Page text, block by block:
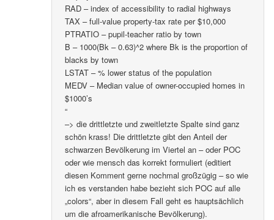
RAD – index of accessibility to radial highways
TAX – full-value property-tax rate per $10,000
PTRATIO – pupil-teacher ratio by town
B – 1000(Bk – 0.63)^2 where Bk is the proportion of
blacks by town
LSTAT – % lower status of the population
MEDV – Median value of owner-occupied homes in
$1000’s
“
–> die drittletzte und zweitletzte Spalte sind ganz
schön krass! Die drittletzte gibt den Anteil der
schwarzen Bevölkerung im Viertel an – oder POC
oder wie mensch das korrekt formuliert (editiert
diesen Komment gerne nochmal großzügig – so wie
ich es verstanden habe bezieht sich POC auf alle
„colors“, aber in diesem Fall geht es hauptsächlich
um die afroamerikanische Bevölkerung).